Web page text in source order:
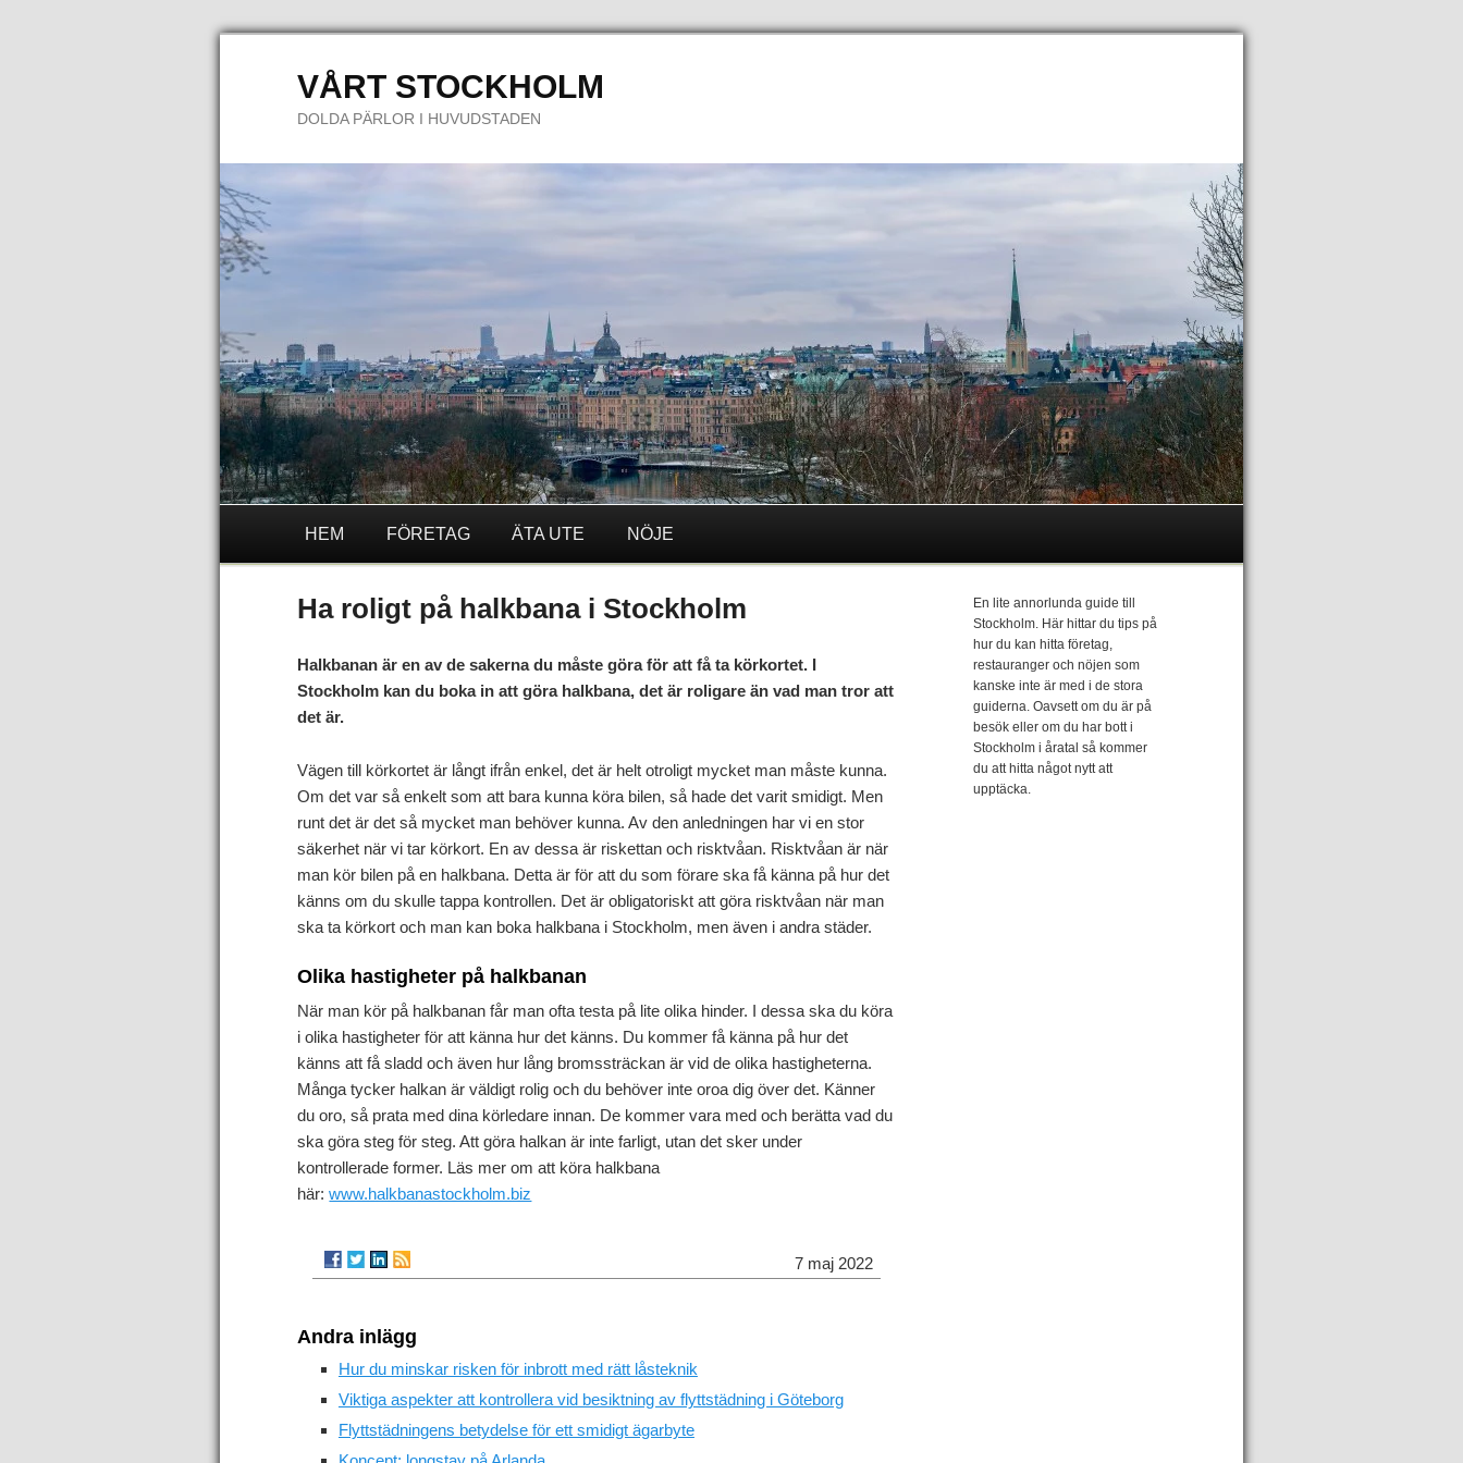
VÅRT STOCKHOLM
DOLDA PÄRLOR I HUVUDSTADEN
HEM FÖRETAG ÄTA UTE NÖJE
Ha roligt på halkbana i Stockholm
Halkbanan är en av de sakerna du måste göra för att få ta körkortet. I
Stockholm kan du boka in att göra halkbana, det är roligare än vad man tror att
det är.
Vägen till körkortet är långt ifrån enkel, det är helt otroligt mycket man måste kunna.
Om det var så enkelt som att bara kunna köra bilen, så hade det varit smidigt. Men
runt det är det så mycket man behöver kunna. Av den anledningen har vi en stor
säkerhet när vi tar körkort. En av dessa är riskettan och risktvåan. Risktvåan är när
man kör bilen på en halkbana. Detta är för att du som förare ska få känna på hur det
känns om du skulle tappa kontrollen. Det är obligatoriskt att göra risktvåan när man
ska ta körkort och man kan boka halkbana i Stockholm, men även i andra städer.
Olika hastigheter på halkbanan
När man kör på halkbanan får man ofta testa på lite olika hinder. I dessa ska du köra
i olika hastigheter för att känna hur det känns. Du kommer få känna på hur det
känns att få sladd och även hur lång bromssträckan är vid de olika hastigheterna.
Många tycker halkan är väldigt rolig och du behöver inte oroa dig över det. Känner
du oro, så prata med dina körledare innan. De kommer vara med och berätta vad du
ska göra steg för steg. Att göra halkan är inte farligt, utan det sker under
kontrollerade former. Läs mer om att köra halkbana
här:www.halkbanastockholm.biz
7 maj 2022
Andra inlägg
Hur du minskar risken för inbrott med rätt låsteknik
Viktiga aspekter att kontrollera vid besiktning av flyttstädning i Göteborg
Flyttstädningens betydelse för ett smidigt ägarbyte
En lite annorlunda guide till
Stockholm. Här hittar du tips på
hur du kan hitta företag,
restauranger och nöjen som
kanske inte är med i de stora
guiderna. Oavsett om du är på
besök eller om du har bott i
Stockholm i åratal så kommer
du att hitta något nytt att
upptäcka.